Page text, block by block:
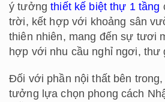
ý tưởngthiết kế biệt thự 1 tầng
trời, kết hợp với khoảng sân
thiên nhiên, mang đến sự tươi
hợp với nhu cầu nghỉ ngơi, thư
Đối với phần nội thất bên
tưởng lựa chọn phong cách